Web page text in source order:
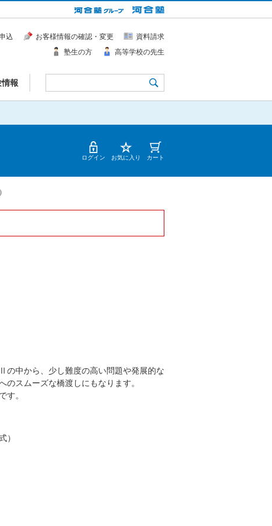
報
込 お客様情報の確認・変更
資料請求
塾生の方
高等学校の先生
ログイン お気に入り カート
中から、少し難度の高い問題や発展的な
スムーズな橋渡しにもなります。
す。
）